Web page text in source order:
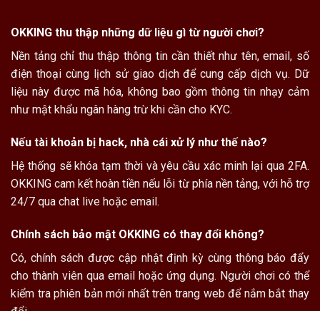
OKKING thu thập những dữ liệu gì từ người chơi?
Nền tảng chỉ thu thập thông tin cần thiết như tên, email, số
điện thoại cùng lịch sử giao dịch để cung cấp dịch vụ. Dữ
liệu này được mã hóa, không bao gồm thông tin nhạy cảm
như mật khẩu ngân hàng trừ khi cần cho KYC.
Nếu tài khoản bị hack, nhà cái xử lý như thế nào?
Hệ thống sẽ khóa tạm thời và yêu cầu xác minh lại qua 2FA.
OKKING cam kết hoàn tiền nếu lỗi từ phía nền tảng, với hỗ trợ
24/7 qua chat live hoặc email.
Chính sách bảo mật OKKING có thay đổi không?
Có, chính sách được cập nhật định kỳ cùng thông báo đẩy
cho thành viên qua email hoặc ứng dụng. Người chơi có thể
kiểm tra phiên bản mới nhất trên trang web để nắm bắt thay